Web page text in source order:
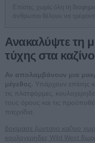
Ανακαλύψτε τη
τύχης στα
Αν απολαμβάνουν μια
μέγεθος. Υπάρχουν επίσης
τις πλατφόρμες,
τους όρους και τις
παιχνίδια.
δοκιμασε ζωντανο καζινο
κουλοχερηδες Wild West